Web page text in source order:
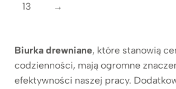
13 →
Biurka drewniane, które stanowią
codzienności, mają ogromne
efektywności naszej pracy.